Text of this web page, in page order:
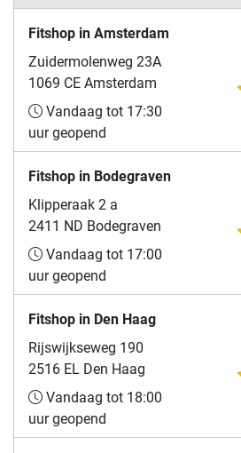
Fitshop in Amsterdam
Zuidermolenweg 23A
1069 CE Amsterdam
Vandaag tot 17:30
uur geopend
Fitshop in Bodegraven
Klipperaak 2 a
2411 ND Bodegraven
Vandaag tot 17:00
uur geopend
Fitshop in Den Haag
Rijswijkseweg 190
2516 EL Den Haag
Vandaag tot 18:00
uur geopend